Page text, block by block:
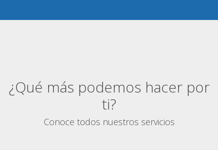
¿Qué más podemos hacer por
ti?
Conoce todos nuestros servicios